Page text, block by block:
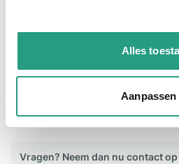
Alles
Aanpassen
Plus- en minpunten
Plus- en minpunten
Vragen? Neem dan nu contact op